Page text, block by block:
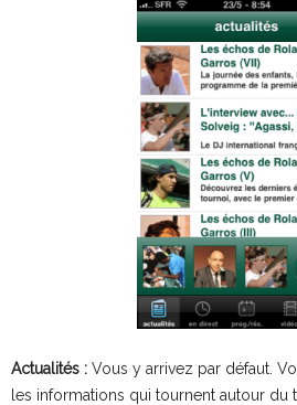
Actualités : Vous y arrivez par défaut.
les informations qui tournent autour du